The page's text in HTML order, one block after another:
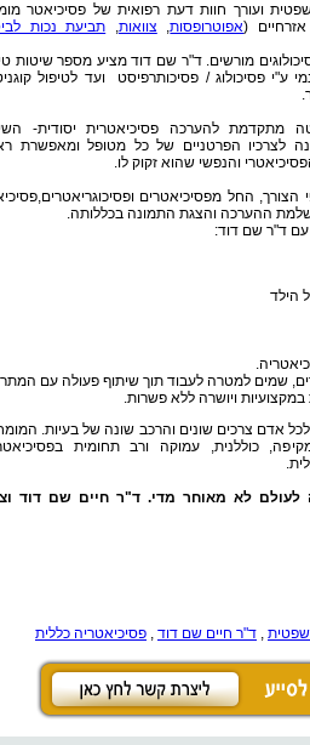
ועורך חוות דעת רפואית של פסיכיאטר
אזרחיים (אפוטרופסות, צוואות, תביעת נכות
מורשים. ד"ר שם דוד מציע מספר שיטות
ע"י פסיכולוג / פסיכותרפיסט ועד לטיפול
מתקדמת להערכה פסיכיאטרית יסודית-
לצרכיו הפרטניים של כל מטופל ומאפשרת
והנפשי שהוא זקוק לו.
החל מפסיכיאטרים
ההערכה והצגת התמונה בכללותה.
עם ד"ר שם דוד:
הילד
שמים למטרה לעבוד תוך שיתוף פעולה עם
ויושרה ללא פשרות.
אדם צרכים שונים והרכב שונה של בעיות.
כוללנית, עמוקה ורב תחומית
לעולם לא מאוחר מדי. ד"ר חיים שם דוד
, ד"ר חיים שם דוד , פסיכיאטריה כללית